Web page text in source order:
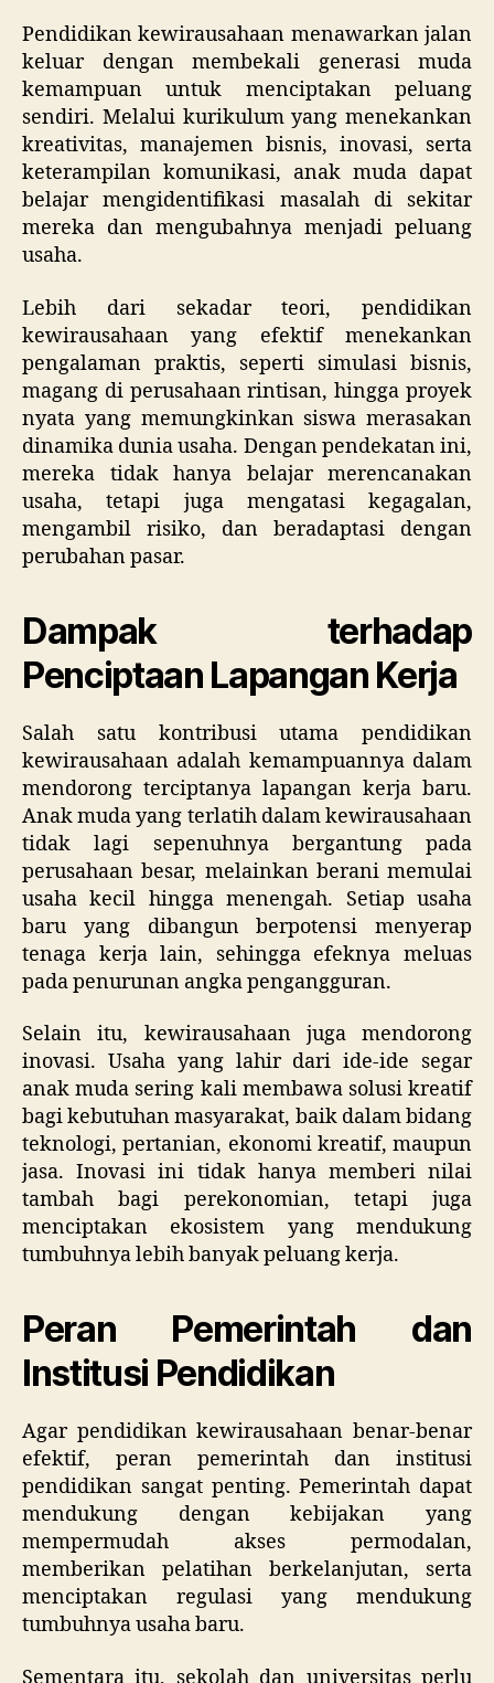
Pendidikan kewirausahaan menawarkan jalan
keluar dengan membekali generasi muda
kemampuan untuk menciptakan peluang
sendiri. Melalui kurikulum yang menekankan
kreativitas, manajemen bisnis, inovasi, serta
keterampilan komunikasi, anak muda dapat
belajar mengidentifikasi masalah di sekitar
mereka dan mengubahnya menjadi peluang
usaha.
Lebih dari sekadar teori, pendidikan
kewirausahaan yang efektif menekankan
pengalaman praktis, seperti simulasi bisnis,
magang di perusahaan rintisan, hingga proyek
nyata yang memungkinkan siswa merasakan
dinamika dunia usaha. Dengan pendekatan ini,
mereka tidak hanya belajar merencanakan
usaha, tetapi juga mengatasi kegagalan,
mengambil risiko, dan beradaptasi dengan
perubahan pasar.
Dampak terhadap
Penciptaan Lapangan Kerja
Salah satu kontribusi utama pendidikan
kewirausahaan adalah kemampuannya dalam
mendorong terciptanya lapangan kerja baru.
Anak muda yang terlatih dalam kewirausahaan
tidak lagi sepenuhnya bergantung pada
perusahaan besar, melainkan berani memulai
usaha kecil hingga menengah. Setiap usaha
baru yang dibangun berpotensi menyerap
tenaga kerja lain, sehingga efeknya meluas
pada penurunan angka pengangguran.
Selain itu, kewirausahaan juga mendorong
inovasi. Usaha yang lahir dari ide-ide segar
anak muda sering kali membawa solusi kreatif
bagi kebutuhan masyarakat, baik dalam bidang
teknologi, pertanian, ekonomi kreatif, maupun
jasa. Inovasi ini tidak hanya memberi nilai
tambah bagi perekonomian, tetapi juga
menciptakan ekosistem yang mendukung
tumbuhnya lebih banyak peluang kerja.
Peran Pemerintah dan
Institusi Pendidikan
Agar pendidikan kewirausahaan benar-benar
efektif, peran pemerintah dan institusi
pendidikan sangat penting. Pemerintah dapat
mendukung dengan kebijakan yang
mempermudah akses permodalan,
memberikan pelatihan berkelanjutan, serta
menciptakan regulasi yang mendukung
tumbuhnya usaha baru.
Sementara itu, sekolah dan universitas perlu